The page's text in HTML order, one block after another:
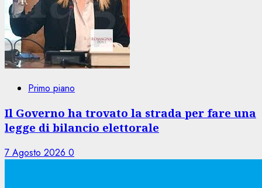
Primo piano
Il Governo ha trovato la strada per fare una
legge di bilancio elettorale
7 Agosto 2026 0